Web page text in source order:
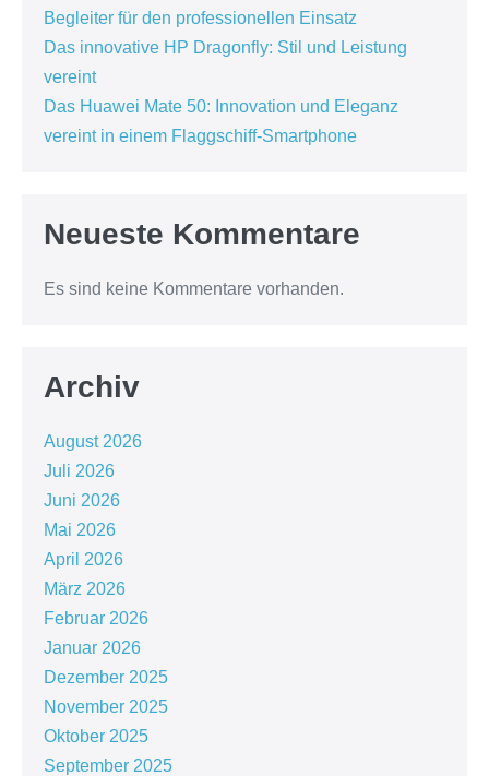
Begleiter für den professionellen Einsatz
Das innovative HP Dragonfly: Stil und Leistung
vereint
Das Huawei Mate 50: Innovation und Eleganz
vereint in einem Flaggschiff-Smartphone
Neueste Kommentare
Es sind keine Kommentare vorhanden.
Archiv
August 2026
Juli 2026
Juni 2026
Mai 2026
April 2026
März 2026
Februar 2026
Januar 2026
Dezember 2025
November 2025
Oktober 2025
September 2025